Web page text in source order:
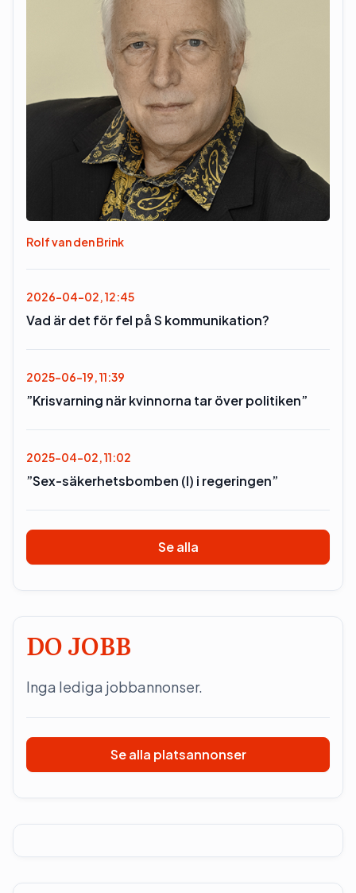
Rolf van den Brink
2026-04-02, 12:45
Vad är det för fel på S kommunikation?
2025-06-19, 11:39
”Krisvarning när kvinnorna tar över politiken”
2025-04-02, 11:02
”Sex-säkerhetsbomben (l) i regeringen”
Se alla
DO JOBB
Inga lediga jobbannonser.
Se alla platsannonser